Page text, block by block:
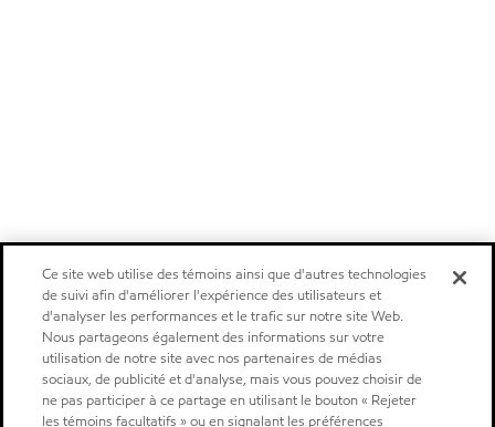
Ce site web utilise des témoins ainsi que d'autres technologies
de suivi afin d'améliorer l'expérience des utilisateurs et
d'analyser les performances et le trafic sur notre site Web.
Nous partageons également des informations sur votre
utilisation de notre site avec nos partenaires de médias
sociaux, de publicité et d'analyse, mais vous pouvez choisir de
ne pas participer à ce partage en utilisant le bouton « Rejeter
les témoins facultatifs » ou en signalant les préférences